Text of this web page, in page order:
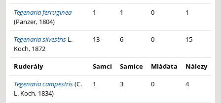
Tegenaria ferruginea
(Panzer, 1804)
1 1 0 1
Tegenaria silvestris L.
Koch, 1872
13 6 0 15
Ruderály Samci Samice Mláďata
Nálezy
Tegenaria campestris(C.
L. Koch, 1834)
1 3 0 4